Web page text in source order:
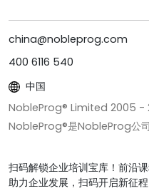
china@nobleprog.com
400 6116 540
中国
NobleProg® Limited 2005 -
NobleProg®是NobleProg公司
扫码解锁企业培训宝库！前沿
助力企业发展，扫码开启新征